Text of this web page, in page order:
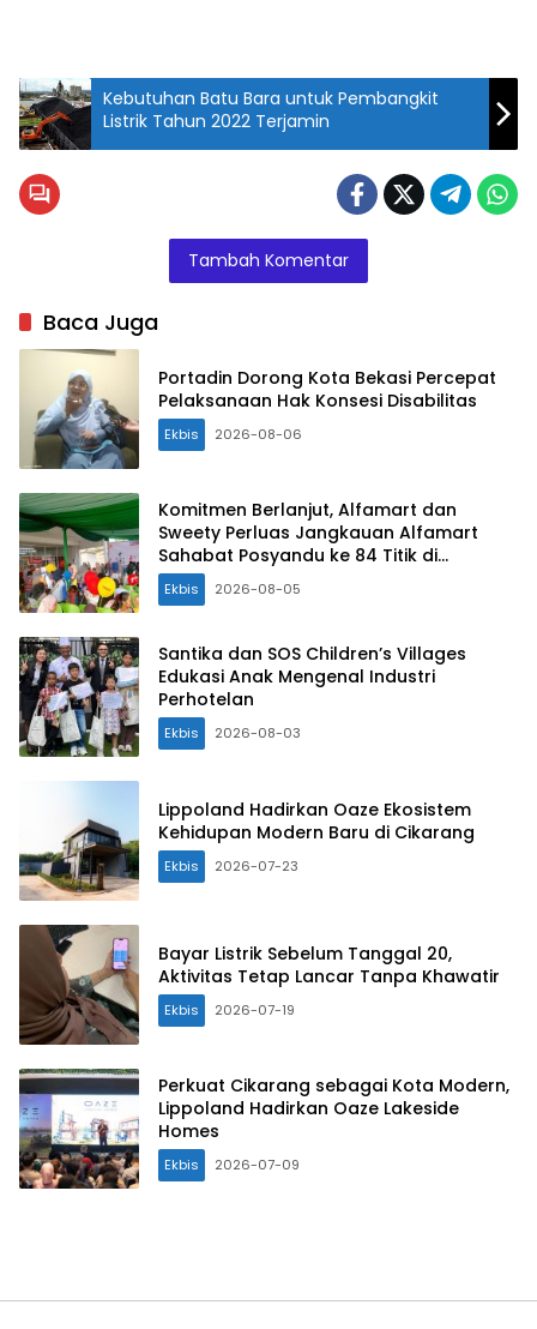
Kebutuhan Batu Bara untuk Pembangkit
Listrik Tahun 2022 Terjamin
Tambah Komentar
Baca Juga
Portadin Dorong Kota Bekasi Percepat
Pelaksanaan Hak Konsesi Disabilitas
Ekbis 2026-08-06
Komitmen Berlanjut, Alfamart dan
Sweety Perluas Jangkauan Alfamart
Sahabat Posyandu ke 84 Titik di
Indonesia
Ekbis 2026-08-05
Santika dan SOS Children’s Villages
Edukasi Anak Mengenal Industri
Perhotelan
Ekbis 2026-08-03
Lippoland Hadirkan Oaze Ekosistem
Kehidupan Modern Baru di Cikarang
Ekbis 2026-07-23
Bayar Listrik Sebelum Tanggal 20,
Aktivitas Tetap Lancar Tanpa Khawatir
Ekbis 2026-07-19
Perkuat Cikarang sebagai Kota Modern,
Lippoland Hadirkan Oaze Lakeside
Homes
Ekbis 2026-07-09